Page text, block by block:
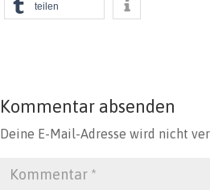
teilen
Kommentar absenden
Deine E-Mail-Adresse wird nicht